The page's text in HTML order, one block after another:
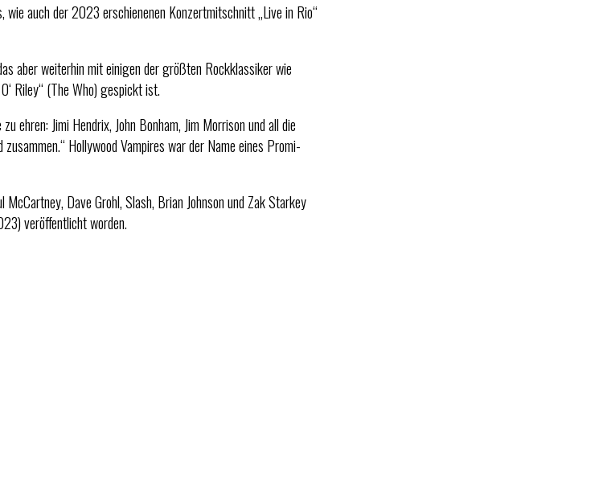
auch der 2023 erschienenen Konzertmitschnitt „Live in Rio“
aber weiterhin mit einigen der größten Rockklassiker wie
Riley“ (The Who) gespickt ist.
ehren: Jimi Hendrix, John Bonham, Jim Morrison und all die
Hollywood Vampires war der Name eines Promi-
Dave Grohl, Slash, Brian Johnson und Zak Starkey
veröffentlicht worden.